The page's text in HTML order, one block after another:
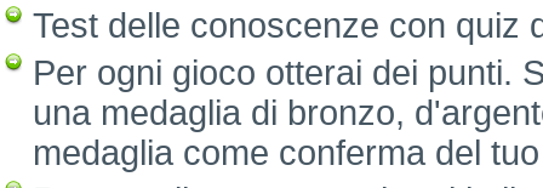
Test delle conoscenze con quiz
Per ogni gioco otterai dei punti.
una medaglia di bronzo,
medaglia come conferma del